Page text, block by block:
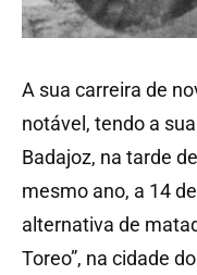
A sua carreira de
notável, tendo a
Badajoz, na tarde
mesmo ano, a 14
alternativa de
Toreo”, na cidade